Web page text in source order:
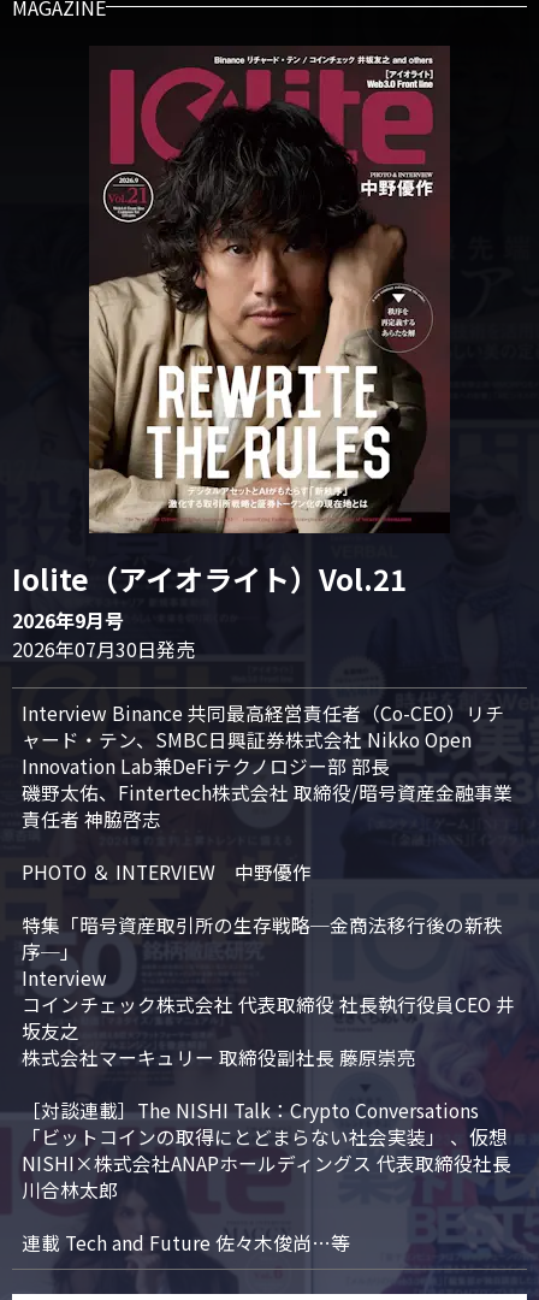
MAGAZINE
Iolite（アイオライト）Vol.21
2026年9月号
2026年07月30日発売
Interview Binance 共同最高経営責任者（Co-CEO）リチ
ャード・テン、SMBC日興証券株式会社 Nikko Open
Innovation Lab兼DeFiテクノロジー部 部長
磯野太佑、Fintertech株式会社 取締役/暗号資産金融事業
責任者 神脇啓志
PHOTO ＆ INTERVIEW　中野優作
特集「暗号資産取引所の生存戦略─金商法移行後の新秩
序─」
Interview
コインチェック株式会社 代表取締役 社長執行役員CEO 井
坂友之
株式会社マーキュリー 取締役副社長 藤原崇亮
［対談連載］The NISHI Talk：Crypto Conversations
「ビットコインの取得にとどまらない社会実装」 、仮想
NISHI×株式会社ANAPホールディングス 代表取締役社長
川合林太郎
連載 Tech and Future 佐々木俊尚…等